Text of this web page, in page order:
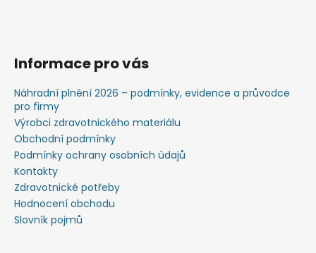
Informace pro vás
Náhradní plnění 2026 – podmínky, evidence a průvodce
pro firmy
Výrobci zdravotnického materiálu
Obchodní podmínky
Podmínky ochrany osobních údajů
Kontakty
Zdravotnické potřeby
Hodnocení obchodu
Slovník pojmů